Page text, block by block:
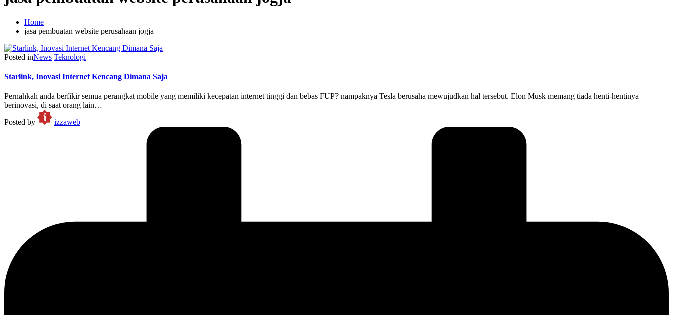
Home
jasa pembuatan website perusahaan jogja
Posted inNews Teknologi
Starlink, Inovasi Internet Kencang Dimana Saja
Pernahkah anda berfikir semua perangkat mobile yang memiliki kecepatan internet tinggi dan bebas FUP? nampaknya Tesla berusaha mewujudkan hal tersebut. Elon Musk memang tiada henti-hentinya
berinovasi, di saat orang lain…
Posted by
izzaweb